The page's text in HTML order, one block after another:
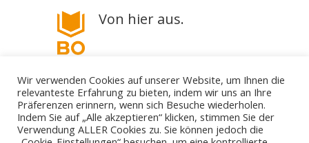
Von hier aus.
Wir verwenden Cookies auf unserer Website, um Ihnen die
relevanteste Erfahrung zu bieten, indem wir uns an Ihre
Präferenzen erinnern, wenn sich Besuche wiederholen.
Indem Sie auf „Alle akzeptieren“ klicken, stimmen Sie der
Verwendung ALLER Cookies zu. Sie können jedoch die